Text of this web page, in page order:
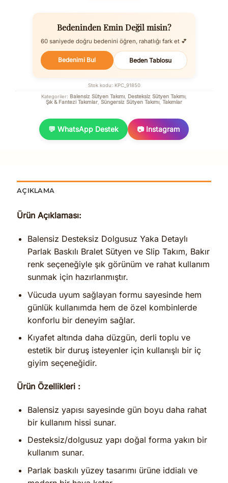
Bedeninden Emin Değil misin?
60 saniyede doğru bedenini öğren, rahatlığı fark et 💕
Bedenimi Bul Beden Tablosu
Stok kodu: KPC_91850
Kategoriler: Balensiz Sütyen Takımı, Desteksiz Sütyen Takımı,
Şık & Fantezi Takımlar, Süngersiz Sütyen Takımı, Takımlar
💬 WhatsApp Destek 📷 Instagram
AÇIKLAMA
Ürün Açıklaması:
Balensiz Desteksiz Dolgusuz Yaka Detaylı
Parlak Baskılı Bralet Sütyen ve Slip Takım, Bakır
renk seçeneğiyle şık görünüm ve rahat kullanım
sunmak için hazırlanmıştır.
Vücuda uyum sağlayan formu sayesinde hem
günlük kullanımda hem de özel kombinlerde
konforlu bir deneyim sağlar.
Kıyafet altında daha düzgün, derli toplu ve
estetik bir duruş isteyenler için kullanışlı bir iç
giyim seçeneğidir.
Ürün Özellikleri :
Balensiz yapısı sayesinde gün boyu daha rahat
bir kullanım hissi sunar.
Desteksiz/dolgusuz yapı doğal forma yakın bir
kullanım sunar.
Parlak baskılı yüzey tasarımı ürüne iddialı ve